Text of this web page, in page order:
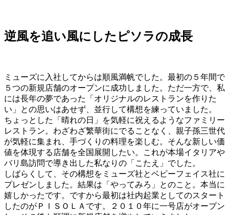
逆風を追い風にしたピソラの成長
ミューズに入社してからは順風満帆でした。最初の５年間で
５つの新規店舗のオープンに成功しました。ただ一方で、私
には長年の夢であった「オリジナルのレストランを作りた
い」との思いはあせず、並行して構想を練っていました。
ちょっとした「晴れの日」を気軽に祝えるようなファミリー
レストラン。わざわざ繁華街にでることなく、親子孫三世代
が気軽に集まれ、手づくりの料理を楽しむ。そんな新しい価
値を体現する店舗を全国展開したい。これが本場イタリアや
バリ島訪問で導き出した私なりの「こたえ」でした。
しばらくして、その構想をミューズ社とベビーフェイス社に
プレゼンしました。結果は「やってみろ」とのこと。本当に
嬉しかったです。ですから最初は社内起業としてのスタート
したのがＰＩＳＯＬＡです。２０１０年に一号店がオープン